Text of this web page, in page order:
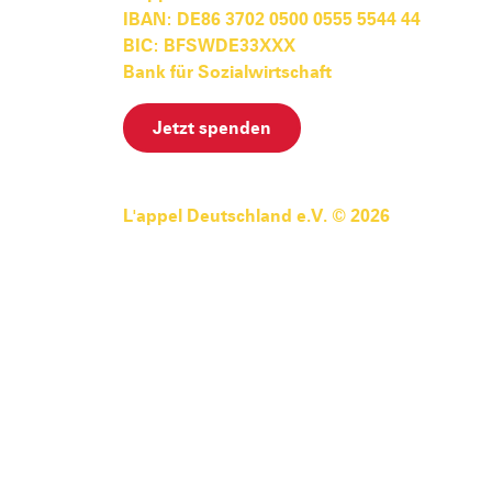
IBAN: DE86 3702 0500 0555 5544 44
BIC: BFSWDE33XXX
Bank für Sozialwirtschaft
Jetzt spenden
L'appel Deutschland e.V. © 2026